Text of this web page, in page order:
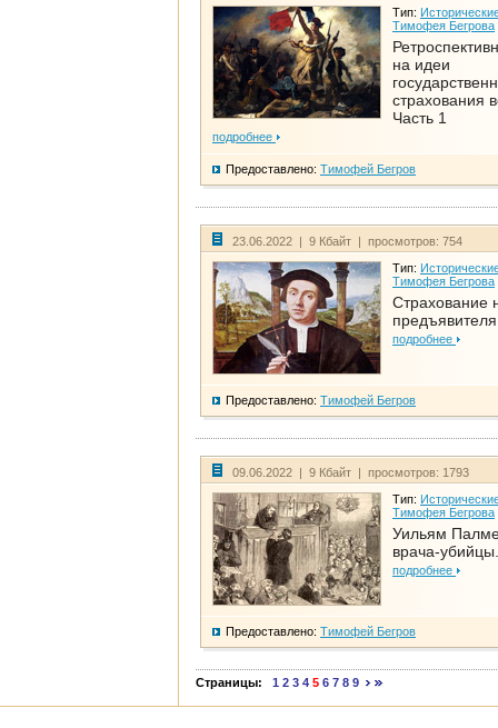
Тип:
Тимофея Бегрова
на идеи
страхования
Часть 1
подробнее
Предоставлено: Тимофей Бегров
23.06.2022 | 9 Кбайт | просмотров: 754
Тип:
Тимофея Бегрова
Страхование
предъявителя
подробнее
Предоставлено: Тимофей Бегров
09.06.2022 | 9 Кбайт | просмотров: 1793
Тип:
Тимофея Бегрова
Уильям
врача-
подробнее
Предоставлено: Тимофей Бегров
Страницы: 1 2 3 4 5 6 7 8 9